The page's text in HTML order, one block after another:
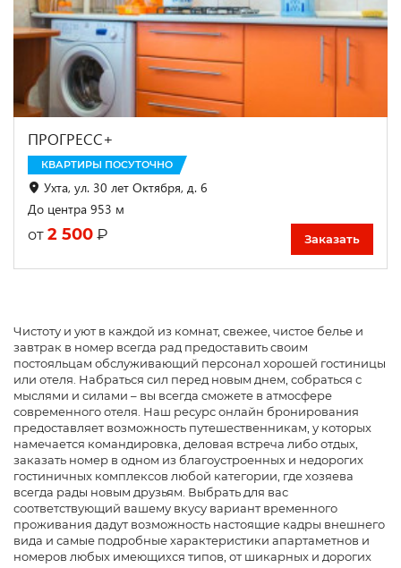
ПРОГРЕСС+
КВАРТИРЫ ПОСУТОЧНО
Ухта, ул. 30 лет Октября, д. 6
До центра 953 м
от 2 500 ₽ Заказать
Чистоту и уют в каждой из комнат, свежее, чистое белье и
завтрак в номер всегда рад предоставить своим
постояльцам обслуживающий персонал хорошей гостиницы
или отеля. Набраться сил перед новым днем, собраться с
мыслями и силами – вы всегда сможете в атмосфере
современного отеля. Наш ресурс онлайн бронирования
предоставляет возможность путешественникам, у которых
намечается командировка, деловая встреча либо отдых,
заказать номер в одном из благоустроенных и недорогих
гостиничных комплексов любой категории, где хозяева
всегда рады новым друзьям. Выбрать для вас
соответствующий вашему вкусу вариант временного
проживания дадут возможность настоящие кадры внешнего
вида и самые подробные характеристики апартаметнов и
номеров любых имеющихся типов, от шикарных и дорогих